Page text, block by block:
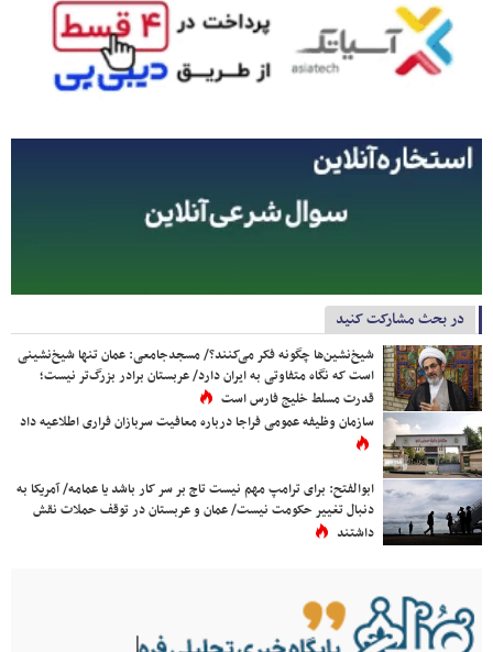
در بحث مشارکت کنید
شیخ‌نشین‌ها چگونه فکر می‌کنند؟/ مسجدجامعی: عمان تنها شیخ‌نشینی
است که نگاه متفاوتی به ایران دارد/ عربستان برادر بزرگ‌تر نیست؛
قدرت مسلط خلیج فارس است
سازمان وظیفه عمومی فراجا درباره معافیت سربازان فراری اطلاعیه داد
ابوالفتح: برای ترامپ مهم نیست تاج بر سر کار باشد یا عمامه/ آمریکا به
دنبال تغییر حکومت نیست/ عمان و عربستان در توقف حملات نقش
داشتند